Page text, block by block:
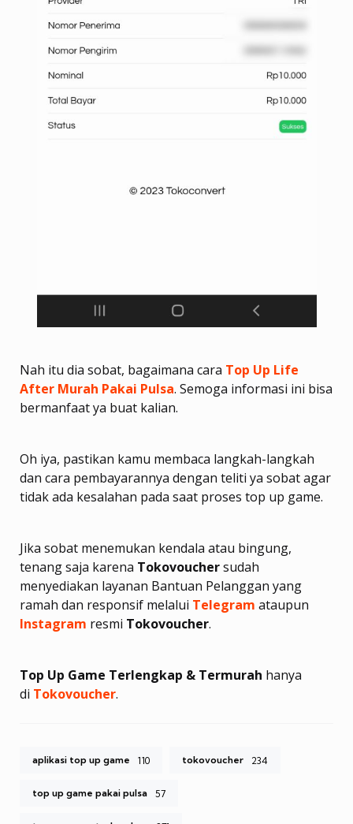
Nah itu dia sobat, bagaimana cara Top Up Life
After Murah Pakai Pulsa. Semoga informasi ini bisa
bermanfaat ya buat kalian.
Oh iya, pastikan kamu membaca langkah-langkah
dan cara pembayarannya dengan teliti ya sobat agar
tidak ada kesalahan pada saat proses top up game.
Jika sobat menemukan kendala atau bingung,
tenang saja karena Tokovouchersudah
menyediakan layanan Bantuan Pelanggan yang
ramah dan responsif melalui Telegram ataupun
Instagram resmi Tokovoucher.
Top Up Game Terlengkap & Termurah hanya
di Tokovoucher.
aplikasi top up game 110 tokovoucher 234
top up game pakai pulsa 57